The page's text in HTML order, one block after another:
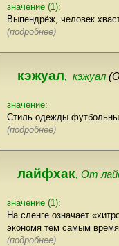
значение (1):
Выпендрёж, человек
(подробнее)
кэжуал, кэжуал
значение:
Стиль одежды
(подробнее)
лайфхак, От
значение (1):
На сленге означает
экономя тем самым время.
(подробнее)